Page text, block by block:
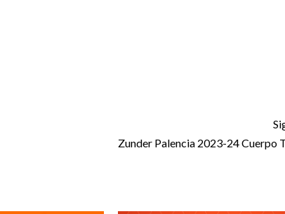
Zunder Palencia 2023-24 Cuerpo